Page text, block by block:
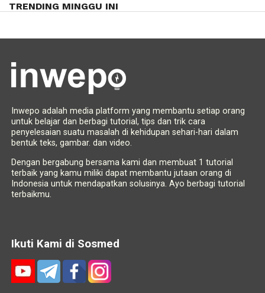
TRENDING MINGGU INI
Inwepo adalah media platform yang membantu setiap orang
untuk belajar dan berbagi tutorial, tips dan trik cara
penyelesaian suatu masalah di kehidupan sehari-hari dalam
bentuk teks, gambar. dan video.
Dengan bergabung bersama kami dan membuat 1 tutorial
terbaik yang kamu miliki dapat membantu jutaan orang di
Indonesia untuk mendapatkan solusinya. Ayo berbagi tutorial
terbaikmu.
Ikuti Kami di Sosmed